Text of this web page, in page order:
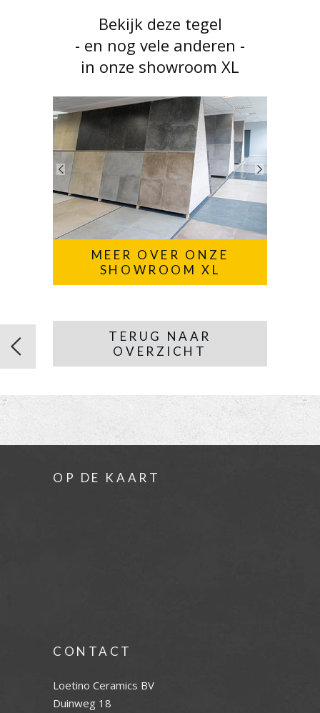
Bekijk deze tegel
- en nog vele anderen -
in onze showroom XL
MEER OVER ONZE
SHOWROOM XL
TERUG NAAR
OVERZICHT
OP DE KAART
CONTACT
Loetino Ceramics BV
Duinweg 18